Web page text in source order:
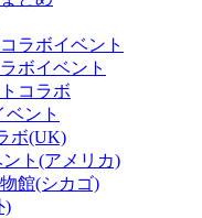
ラボイベント
ボイベント
コラボ
ベント
ボ(UK)
ト(アメリカ)
館(シカゴ)
)